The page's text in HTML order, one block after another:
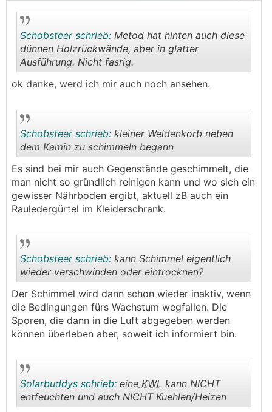
..
Schobsteer schrieb: Metod hat hinten auch diese
dünnen Holzrückwände, aber in glatter
Ausführung. Nicht fasrig.
ok danke, werd ich mir auch noch ansehen.
..
Schobsteer schrieb: kleiner Weidenkorb neben
dem Kamin zu schimmeln begann
Es sind bei mir auch Gegenstände geschimmelt, die
man nicht so gründlich reinigen kann und wo sich ein
gewisser Nährboden ergibt, aktuell zB auch ein
Rauledergürtel im Kleiderschrank.
..
Schobsteer schrieb: kann Schimmel eigentlich
wieder verschwinden oder eintrocknen?
Der Schimmel wird dann schon wieder inaktiv, wenn
die Bedingungen fürs Wachstum wegfallen. Die
Sporen, die dann in die Luft abgegeben werden
können überleben aber, soweit ich informiert bin.
Solarbuddys schrieb: eine KWL kann NICHT
entfeuchten und auch NICHT Kuehlen/Heizen